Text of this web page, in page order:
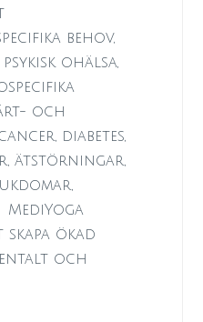
behov,
ohälsa,
och
diabetes,
ätstörningar,
MediYoga
ökad
och